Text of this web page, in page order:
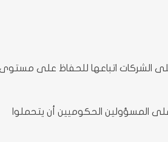
الشركات اتباعها للحفاظ على
المسؤولين الحكوميين أن يتحملوا